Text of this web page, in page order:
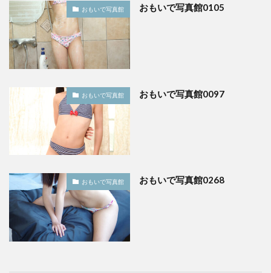
おもいで写真館 おもいで写真館0105
おもいで写真館 おもいで写真館0097
おもいで写真館 おもいで写真館0268